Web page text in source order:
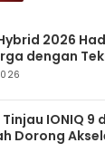
Hybrid 2026
dengan
IONIQ 9
Dorong